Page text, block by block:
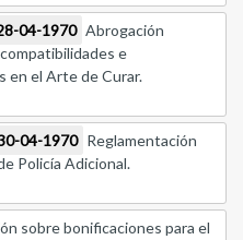
04-1970 Abrogación
e
en el Arte de Curar.
04-1970 Reglamentación
Policía Adicional.
sobre bonificaciones para el